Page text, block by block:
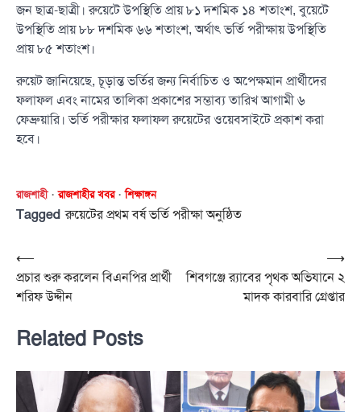
জন ছাত্র-ছাত্রী। রুয়েটে উপস্থিতি প্রায় ৮১ দশমিক ১৪ শতাংশ, বুয়েটে
উপস্থিতি প্রায় ৮৮ দশমিক ৬৬ শতাংশ, অর্থাৎ ভর্তি পরীক্ষায় উপস্থিতি
প্রায় ৮৫ শতাংশ।
রুয়েট জানিয়েছে, চূড়ান্ত ভর্তির জন্য নির্বাচিত ও অপেক্ষমান প্রার্থীদের
ফলাফল এবং নামের তালিকা প্রকাশের সম্ভাব্য তারিখ আগামী ৬
ফেব্রুয়ারি। ভর্তি পরীক্ষার ফলাফল রুয়েটের ওয়েবসাইটে প্রকাশ করা
হবে।
রাজশাহী রাজশাহীর খবর শিক্ষাঙ্গন
Taggedরুয়েটের প্রথম বর্ষ ভর্তি পরীক্ষা অনুষ্ঠিত
Post
navigation
⟵
প্রচার শুরু করলেন বিএনপির প্রার্থী
শরিফ উদ্দীন
শিবগঞ্জে র‍্যাবের পৃথক অভিযানে ২
মাদক কারবারি গ্রেপ্তার
⟶
Related Posts